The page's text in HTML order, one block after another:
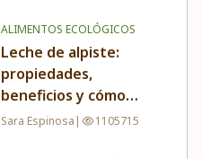
ALIMENTOS ECOLÓGICOS
Leche de alpiste:
propiedades,
beneficios y cómo
tomarla
Sara Espinosa | 1105715